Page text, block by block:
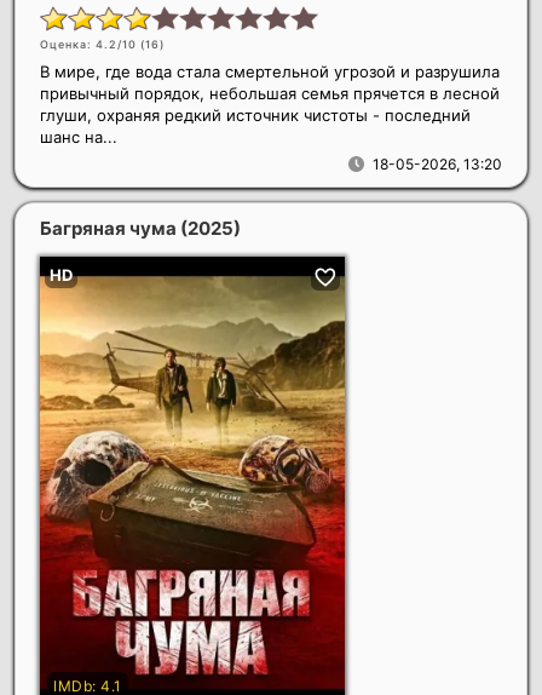
Оценка: 4.2/10 (16)
18-05-2026, 13:20
В мире, где вода стала смертельной угрозой и разрушила
привычный порядок, небольшая семья прячется в лесной
глуши, охраняя редкий источник чистоты - последний
шанс на...
Багряная чума (2025)